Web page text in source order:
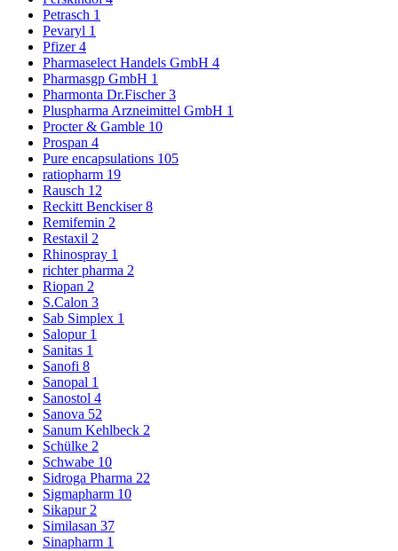
Petrasch 1
Pevaryl 1
Pfizer4
Pharmaselect Handels GmbH 4
Pharmasgp GmbH 1
Pharmonta Dr.Fischer3
Pluspharma Arzneimittel GmbH 1
Procter & Gamble 10
Prospan 4
Pure encapsulations 105
ratiopharm 19
Rausch 12
Reckitt Benckiser8
Remifemin 2
Restaxil 2
Rhinospray 1
richter pharma 2
Riopan 2
S.Calon 3
Sab Simplex 1
Salopur 1
Sanitas 1
Sanofi 8
Sanopal 1
Sanostol 4
Sanova 52
Sanum Kehlbeck 2
Schülke 2
Schwabe 10
Sidroga Pharma 22
Sigmapharm 10
Sikapur 2
Similasan 37
Sinapharm 1